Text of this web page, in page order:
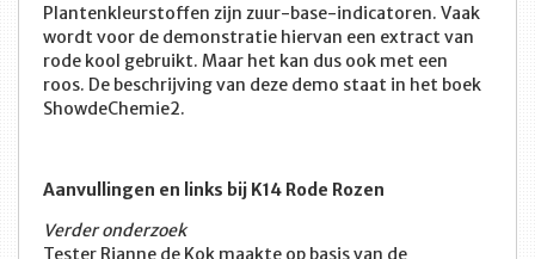
Plantenkleurstoffen zijn zuur-base-indicatoren. Vaak
wordt voor de demonstratie hiervan een extract van
rode kool gebruikt. Maar het kan dus ook met een
roos. De beschrijving van deze demo staat in het boek
ShowdeChemie2.
Aanvullingen en links bij K14 Rode Rozen
Verder onderzoek
Tester Rianne de Kok maakte op basis van de